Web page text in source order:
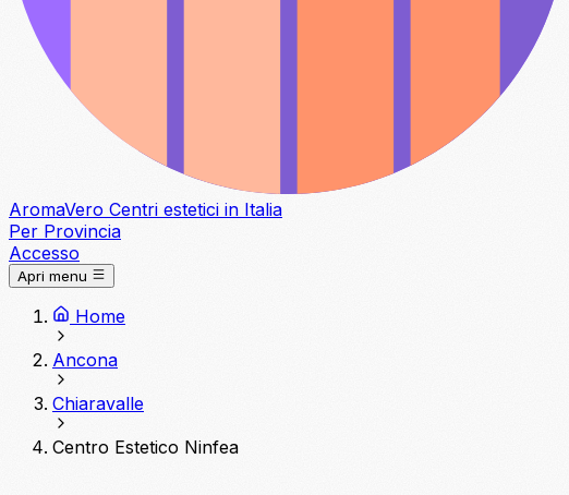
AromaVero Centri estetici in Italia
Per Provincia
Accesso
Apri menu
Home
Ancona
Chiaravalle
Centro Estetico Ninfea